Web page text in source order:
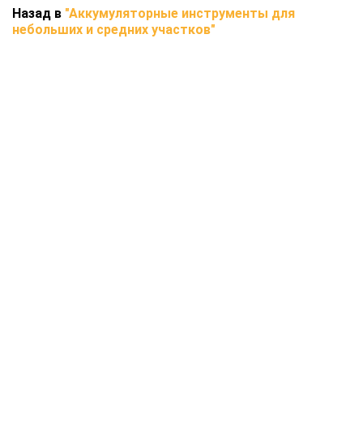
Назад в "Аккумуляторные инструменты для
небольших и средних участков"